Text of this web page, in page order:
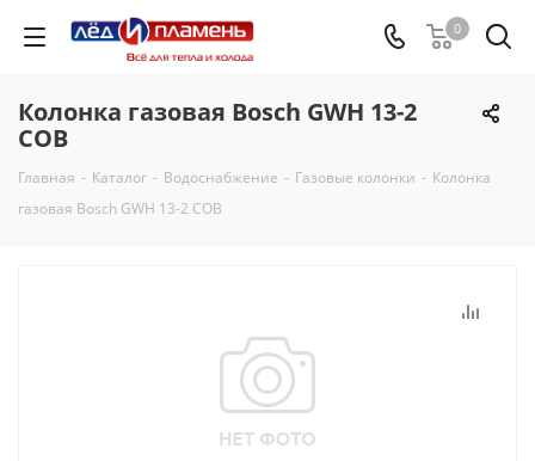
0
Колонка газовая Bosch GWH 13-2
COB
Главная - Каталог - Водоснабжение - Газовые колонки - Колонка
газовая Bosch GWH 13-2 COB